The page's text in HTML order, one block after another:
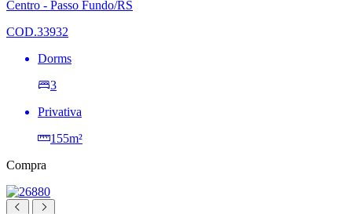
de
Centro - Passo Fundo/RS
COD.33932
Dorms
3
Privativa
155m²
Compra